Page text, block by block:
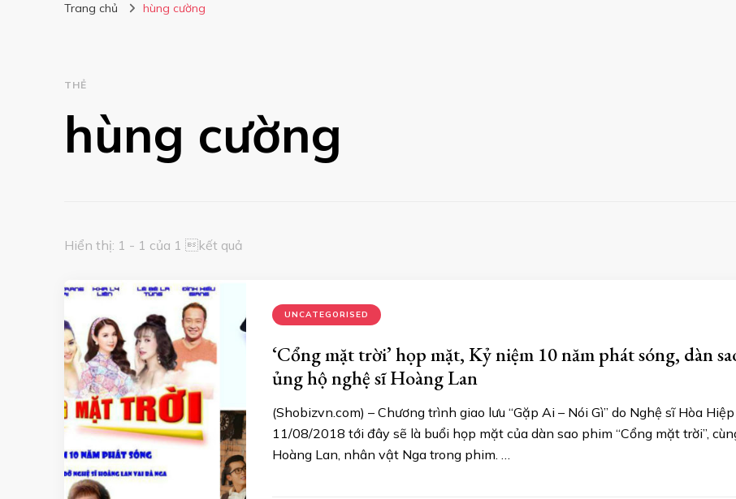
Trang chủ hùng cường
THẺ
hùng cường
Hiển thị: 1 - 1 của 1 kết quả
UNCATEGORISED
‘Cổng mặt trời’ họp mặt, Kỷ niệm 10 năm phát sóng, dàn
ủng hộ nghệ sĩ Hoàng Lan
(Shobizvn.com) – Chương trình giao lưu “Gặp Ai – Nói Gì” do Nghệ sĩ Hòa
11/08/2018 tới đây sẽ là buổi họp mặt của dàn sao phim “Cổng mặt trời”,
Hoàng Lan, nhân vật Nga trong phim. …